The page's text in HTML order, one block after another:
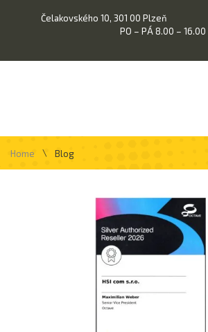
Čelakovského 10, 301 00 Plzeň
PO – PÁ 8.00 – 16.00
Home \ Blog